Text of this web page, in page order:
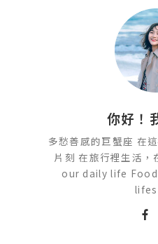
你好！
多愁善感的巨蟹座 在
片刻 在旅行裡生活
our daily life